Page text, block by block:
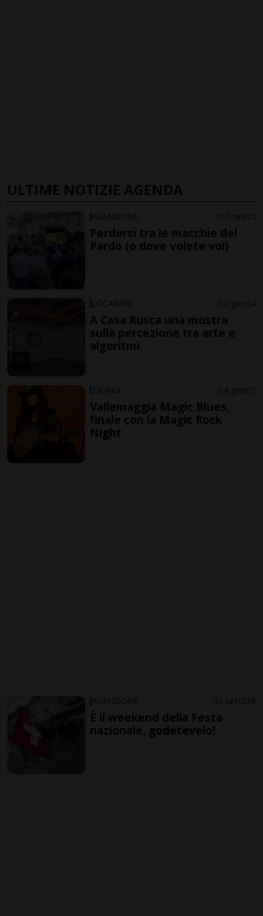
ULTIME NOTIZIE AGENDA
AGENDONE 11 ore 5
Perdersi tra le macchie del
Pardo (o dove volete voi)
LOCARNO 2 gior 4
A Casa Rusca una mostra
sulla percezione tra arte e
algoritmi
TICINO 4 gior 1
Vallemaggia Magic Blues,
finale con la Magic Rock
Night
AGENDONE 1 sett 18
È il weekend della Festa
nazionale, godetevelo!